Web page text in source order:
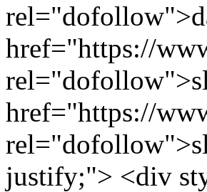
href="https://
href="https://
justify;"> <div